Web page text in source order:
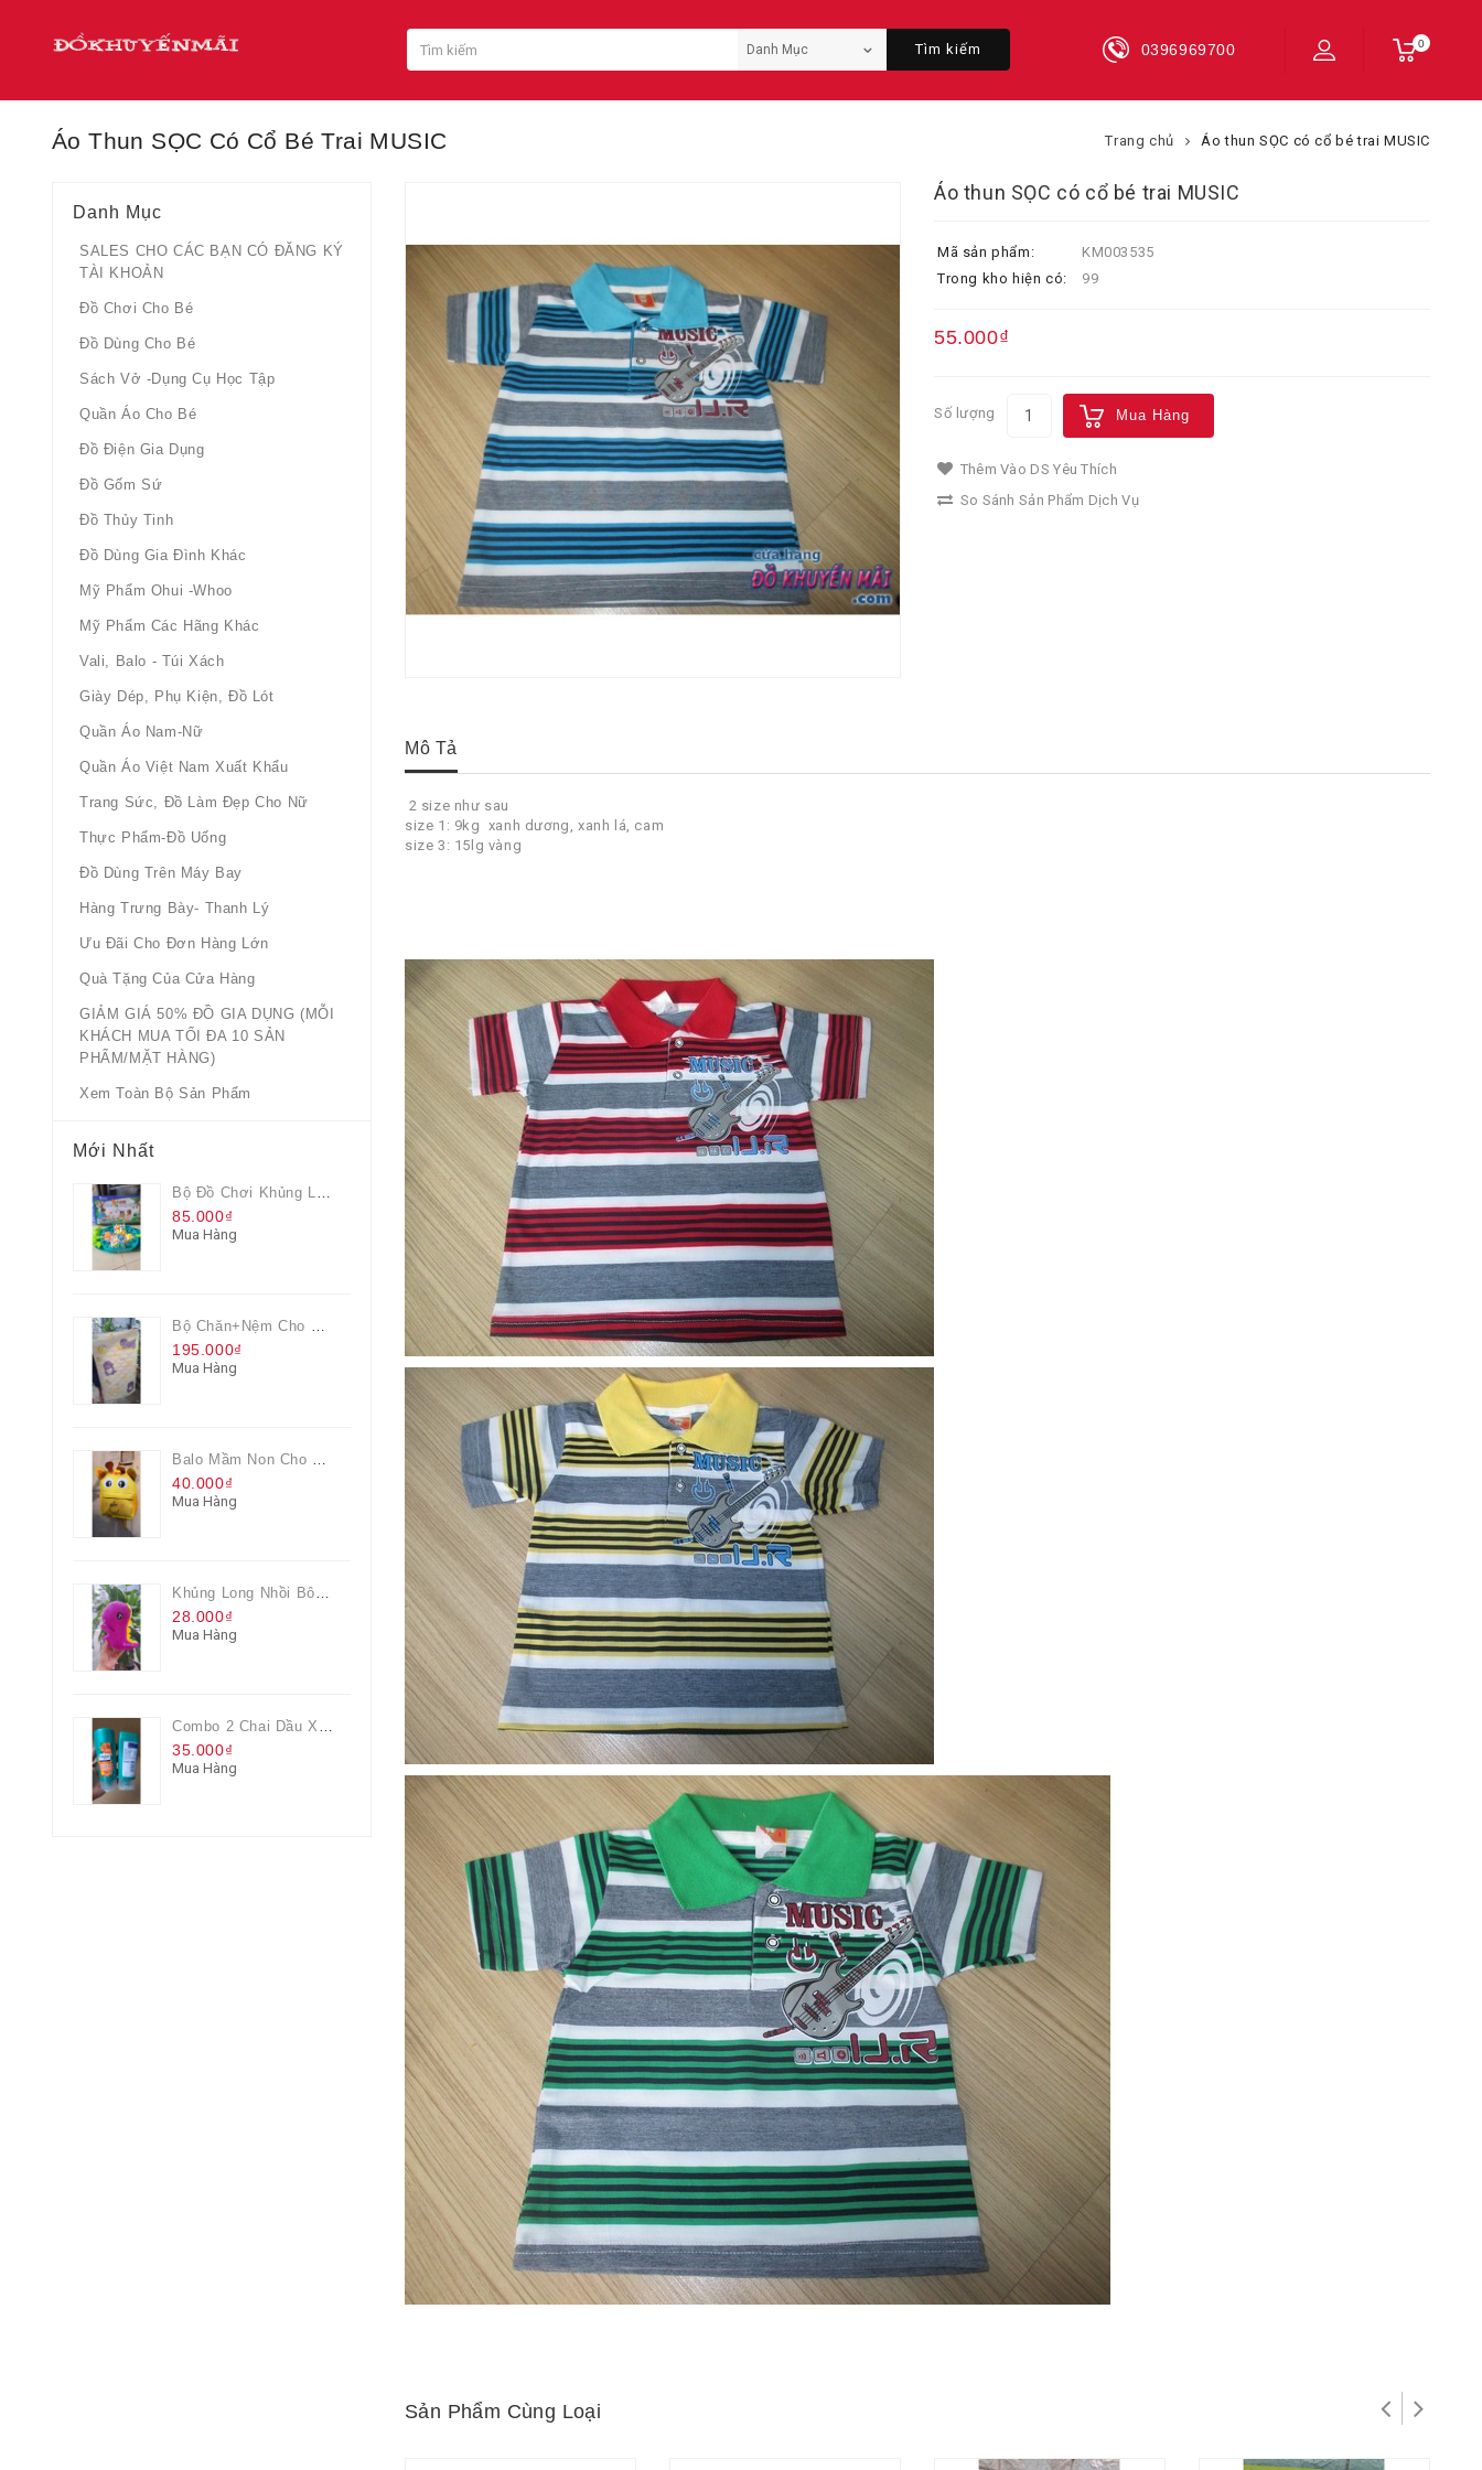
0
0396969700
Tìm kiếm
Áo Thun SỌC Có Cổ Bé Trai MUSIC Trang chủ Áo thun SỌC có cổ bé trai MUSIC
Danh Mục
SALES CHO CÁC BẠN CÓ ĐĂNG KÝ
TÀI KHOẢN
Đồ Chơi Cho Bé
Đồ Dùng Cho Bé
Sách Vở -dụng Cụ Học Tập
Quần Áo Cho Bé
Đồ Điện Gia Dụng
Đồ Gốm Sứ
Đồ Thủy Tinh
Đồ Dùng Gia Đình Khác
Mỹ Phẩm Ohui -whoo
Mỹ Phẩm Các Hãng Khác
Vali, Balo - Túi Xách
Giày Dép, Phụ Kiện, Đồ Lót
Quần Áo Nam-Nữ
Quần Áo Việt Nam Xuất Khẩu
Trang Sức, Đồ Làm Đẹp Cho Nữ
Thực Phẩm-Đồ Uống
Đồ Dùng Trên Máy Bay
Hàng Trưng Bày- Thanh Lý
Ưu Đãi Cho Đơn Hàng Lớn
Quà Tặng Của Cửa Hàng
GIẢM GIÁ 50% ĐỒ GIA DỤNG (MỖI
KHÁCH MUA TỐI ĐA 10 SẢN
PHẨM/MẶT HÀNG)
Xem Toàn Bộ Sản Phẩm
Mới Nhất
Bộ Đồ Chơi Khủng Long Đại Chiến
85.000₫
Mua Hàng
Bộ Chăn+nệm Cho Bé Everon Quà Từ Pediasure
195.000₫
Mua Hàng
Balo Mầm Non Cho Bé Grow Màu Vàng
40.000₫
Mua Hàng
Khủng Long Nhồi Bông Cho Bé Chơi Màu Tím
28.000₫
Mua Hàng
Combo 2 Chai Dầu Xả Rejoice 3IN1 Siêu Mềm Mượt Chai 60ML
35.000₫
Mua Hàng
Áo thun SỌC có cổ bé trai MUSIC
Mã sản phẩm:
KM003535
Trong kho hiện có:
99
55.000₫
Số lượng Mua Hàng
Thêm Vào DS Yêu Thích
So Sánh Sản Phẩm Dịch Vụ
Mô Tả
2 size như sau
size 1: 9kg xanh dương, xanh lá, cam
size 3: 15lg vàng
Sản Phẩm Cùng Loại